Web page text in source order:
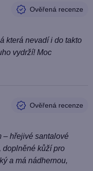
která nevadí i do takto
vydrží! Moc
– hřejivé santalové
doplněné kůží pro
a má nádhernou,